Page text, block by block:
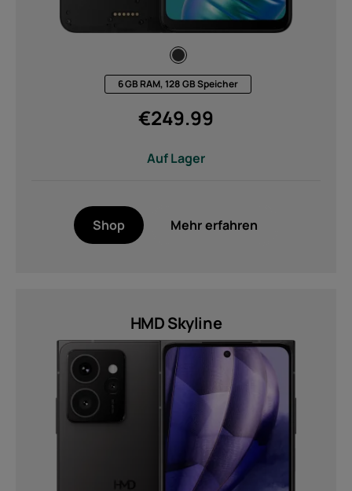
6 GB RAM, 128 GB Speicher
€249.99
Auf Lager
Shop Mehr erfahren
HMD Skyline